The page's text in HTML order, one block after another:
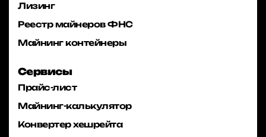
Лизинг
Реестр майнеров ФНС
Майнинг контейнеры
Сервисы
Прайс-лист
Майнинг-калькулятор
Конвертер хешрейта